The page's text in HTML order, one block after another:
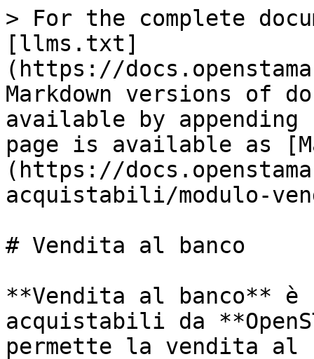
> For the complete
[llms.txt]
(https://
Markdown versions of
available by
page is available as
(https://
acquistabili/modulo-
# Vendita al banco
**Vendita al banco**
acquistabili da
permette la vendita al